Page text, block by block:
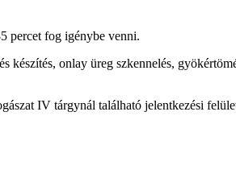
percet fog igénybe venni.
készítés, onlay üreg szkennelés,
IV tárgynál található jelentkezési